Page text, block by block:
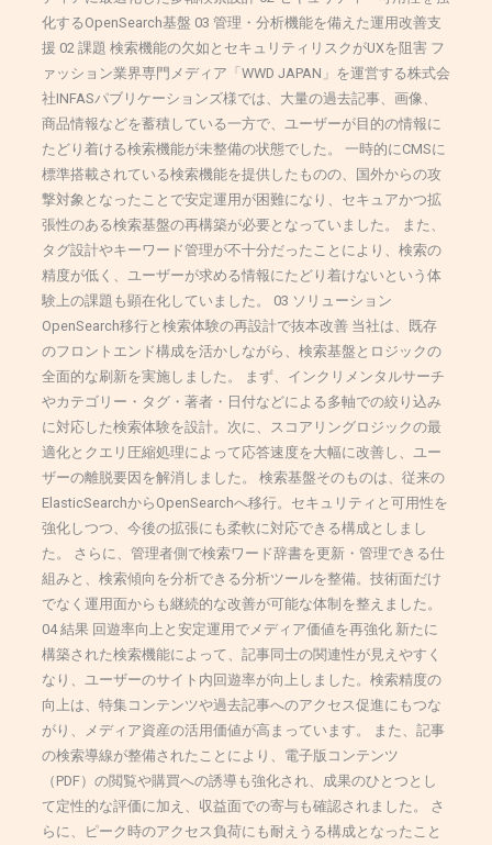
化するOpenSearch基盤 03 管理・分析機能を備えた運用改善支
援 02 課題 検索機能の欠如とセキュリティリスクがUXを阻害 フ
ァッション業界専門メディア「WWD JAPAN」を運営する株式会
社INFASパブリケーションズ様では、大量の過去記事、画像、
商品情報などを蓄積している一方で、ユーザーが目的の情報に
たどり着ける検索機能が未整備の状態でした。 一時的にCMSに
標準搭載されている検索機能を提供したものの、国外からの攻
撃対象となったことで安定運用が困難になり、セキュアかつ拡
張性のある検索基盤の再構築が必要となっていました。 また、
タグ設計やキーワード管理が不十分だったことにより、検索の
精度が低く、ユーザーが求める情報にたどり着けないという体
験上の課題も顕在化していました。 03 ソリューション
OpenSearch移行と検索体験の再設計で抜本改善 当社は、既存
のフロントエンド構成を活かしながら、検索基盤とロジックの
全面的な刷新を実施しました。 まず、インクリメンタルサーチ
やカテゴリー・タグ・著者・日付などによる多軸での絞り込み
に対応した検索体験を設計。次に、スコアリングロジックの最
適化とクエリ圧縮処理によって応答速度を大幅に改善し、ユー
ザーの離脱要因を解消しました。 検索基盤そのものは、従来の
ElasticSearchからOpenSearchへ移行。セキュリティと可用性を
強化しつつ、今後の拡張にも柔軟に対応できる構成としまし
た。 さらに、管理者側で検索ワード辞書を更新・管理できる仕
組みと、検索傾向を分析できる分析ツールを整備。技術面だけ
でなく運用面からも継続的な改善が可能な体制を整えました。
04 結果 回遊率向上と安定運用でメディア価値を再強化 新たに
構築された検索機能によって、記事同士の関連性が見えやすく
なり、ユーザーのサイト内回遊率が向上しました。検索精度の
向上は、特集コンテンツや過去記事へのアクセス促進にもつな
がり、メディア資産の活用価値が高まっています。 また、記事
の検索導線が整備されたことにより、電子版コンテンツ
（PDF）の閲覧や購買への誘導も強化され、成果のひとつとし
て定性的な評価に加え、収益面での寄与も確認されました。 さ
らに、ピーク時のアクセス負荷にも耐えうる構成となったこと